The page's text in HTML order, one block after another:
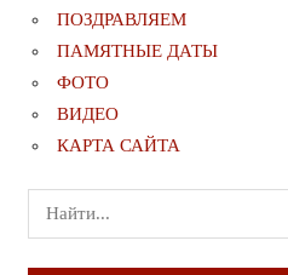
ПОЗДРАВЛЯЕМ
ПАМЯТНЫЕ ДАТЫ
ФОТО
ВИДЕО
КАРТА САЙТА
Поиск
для: